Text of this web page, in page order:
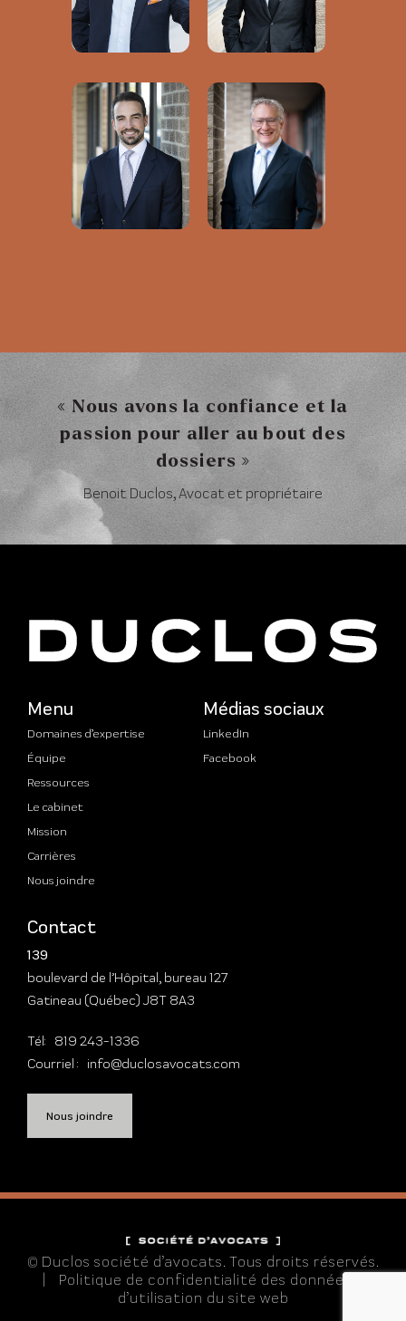
« Nous avons la confiance et la
passion pour aller au bout des
dossiers »
Benoit Duclos, Avocat et propriétaire
Menu
Domaines d’expertise
Équipe
Ressources
Le cabinet
Mission
Carrières
Nous joindre
Médias sociaux
LinkedIn
Facebook
Contact
139
boulevard de l’Hôpital, bureau 127
Gatineau (Québec) J8T 8A3
Tél:
819 243-1336
Courriel :
info@duclosavocats.com
Nous joindre
© Duclos société d’avocats. Tous droits réservés.
Politique de confidentialité des données et
d’utilisation du site web